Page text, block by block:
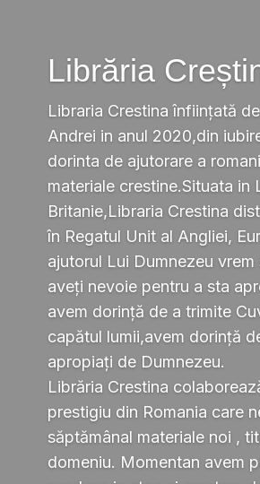
Librăria
Libraria Crestina înființată
Andrei in anul 2020,din
dorinta de ajutorare a
materiale crestine.Situata in
Britanie,Libraria Crestina
în Regatul Unit al Angliei,
ajutorul Lui Dumnezeu
aveți nevoie pentru a sta
avem dorință de a trimite
capătul lumii,avem dorință
apropiați de Dumnezeu.
Librăria Crestina
prestigiu din Romania care
săptămânal materiale noi ,
domeniu. Momentan avem